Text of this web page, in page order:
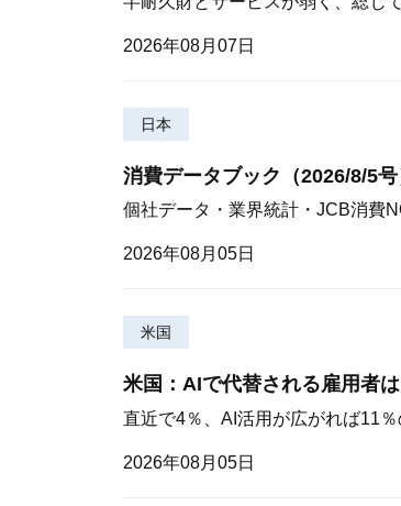
2026年08月07日
日本
消費データブック（2026/8/5号
個社データ・業界統計・JCB消費
2026年08月05日
米国
米国：AIで代替される雇用者
直近で4％、AI活用が広がれば11
2026年08月05日